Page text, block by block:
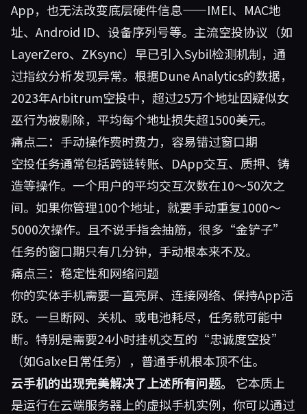
App，也无法改变底层硬件信息——IMEI、MAC地
址、Android ID、设备序列号等。主流空投协议（如
LayerZero、ZKsync）早已引入Sybil检测机制，通
过指纹分析发现异常。根据Dune Analytics的数据，
2023年Arbitrum空投中，超过25万个地址因疑似女
巫行为被剔除，平均每个地址损失超1500美元。
痛点二：手动操作费时费力，容易错过窗口期
空投任务通常包括跨链转账、DApp交互、质押、铸
造等操作。一个用户的平均交互次数在10～50次之
间。如果你管理100个地址，就要手动重复1000～
5000次操作。且不说手指会抽筋，很多“金铲子”
任务的窗口期只有几分钟，手动根本来不及。
痛点三：稳定性和网络问题
你的实体手机需要一直亮屏、连接网络、保持App活
跃。一旦断网、关机、或电池耗尽，任务就可能中
断。特别是需要24小时挂机交互的“忠诚度空投”
（如Galxe日常任务），普通手机根本顶不住。
云手机的出现完美解决了上述所有问题。
它本质上
是运行在云端服务器上的虚拟手机实例，你可以通过